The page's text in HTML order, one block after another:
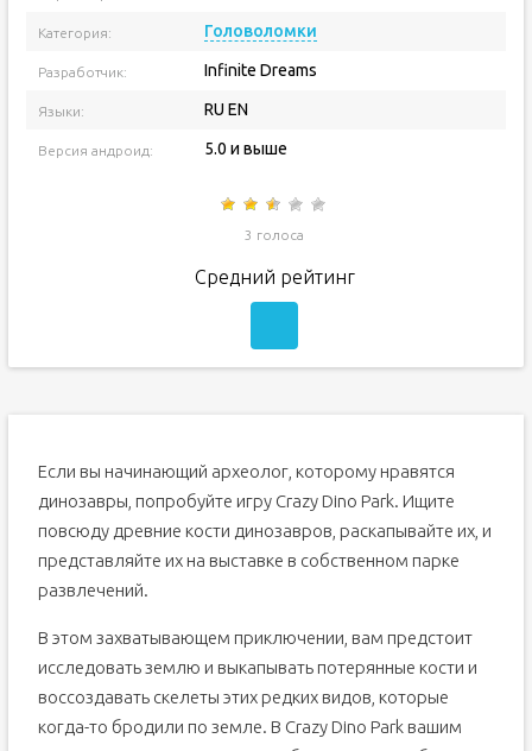
Категория: Головоломки
Разработчик: Infinite Dreams
Языки: RU EN
Версия андроид: 5.0 и выше
3 голоса
Средний рейтинг
Если вы начинающий археолог, которому нравятся
динозавры, попробуйте игру Crazy Dino Park. Ищите
повсюду древние кости динозавров, раскапывайте их, и
представляйте их на выставке в собственном парке
развлечений.
В этом захватывающем приключении, вам предстоит
исследовать землю и выкапывать потерянные кости и
воссоздавать скелеты этих редких видов, которые
когда-то бродили по земле. В Crazy Dino Park вашим